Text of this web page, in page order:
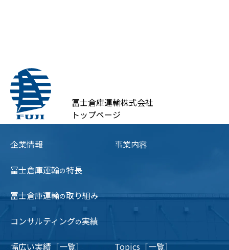
冨士倉庫運輸株式会社
トップページ
企業情報 事業内容
冨士倉庫運輸の特長
冨士倉庫運輸の取り組み
コンサルティングの実績
幅広い実績［一覧］ Topics［一覧］